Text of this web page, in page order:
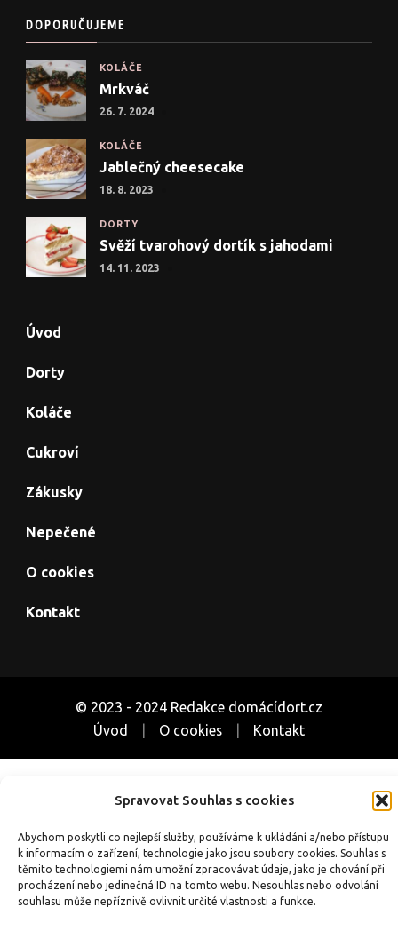
Spravovat Souhlas s cookies
Abychom poskytli co nejlepší služby, používáme k ukládání a/nebo přístupu
k informacím o zařízení, technologie jako jsou soubory cookies. Souhlas s
těmito technologiemi nám umožní zpracovávat údaje, jako je chování při
procházení nebo jedinečná ID na tomto webu. Nesouhlas nebo odvolání
souhlasu může nepříznivě ovlivnit určité vlastnosti a funkce.
DOPORUČUJEME
KOLÁČE
Mrkváč
26. 7. 2024
KOLÁČE
Jablečný cheesecake
18. 8. 2023
DORTY
Svěží tvarohový dortík s jahodami
14. 11. 2023
Úvod
Dorty
Koláče
Cukroví
Zákusky
Nepečené
O cookies
Kontakt
© 2023 - 2024 Redakce domácídort.cz
Úvod
O cookies Kontakt
inRecepty24.cz
DotekSlova.cz
|Osobní stránky|CZIN.eu